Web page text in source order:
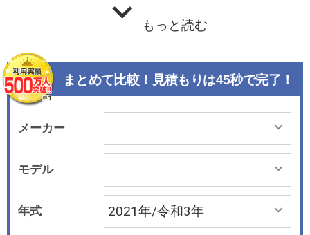
ン、サーフェスデザインが特徴となる。フロント
＆リヤのライトには最先端のLEDテクノロジーが
ム、デイタイムランニングライト用のLED式ライ
トブレードが装備されている。 インテリアは伸び
やかな曲線と緩やかなカーブを描くインストルメ
ントパネルに最新の「キャデラックユーザーエク
スペリエンス」を搭載する。タッチスクリーン、
ロータリーコントローラー、スクロール、ハード
ボタンを組み合わせたインターフェイスはスマー
トフォンのような操作が可能という。内装は上質
な素材とクラフトマンシップによって仕上げら
もっと読む
まとめて比較！見積もりは45秒で完了！
メーカー
モデル
年式